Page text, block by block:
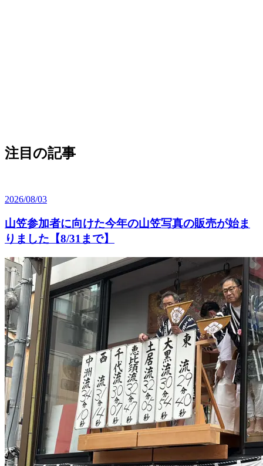
注目の記事
2026/08/03
山笠参加者に向けた今年の山笠写真の販売が始ま
りました【8/31まで】